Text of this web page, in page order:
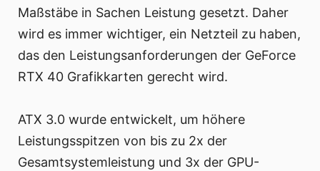
Maßstäbe in Sachen Leistung gesetzt. Daher
wird es immer wichtiger, ein Netzteil zu haben,
das den Leistungsanforderungen der GeForce
RTX 40 Grafikkarten gerecht wird.
ATX 3.0 wurde entwickelt, um höhere
Leistungsspitzen von bis zu 2x der
Gesamtsystemleistung und 3x der GPU-